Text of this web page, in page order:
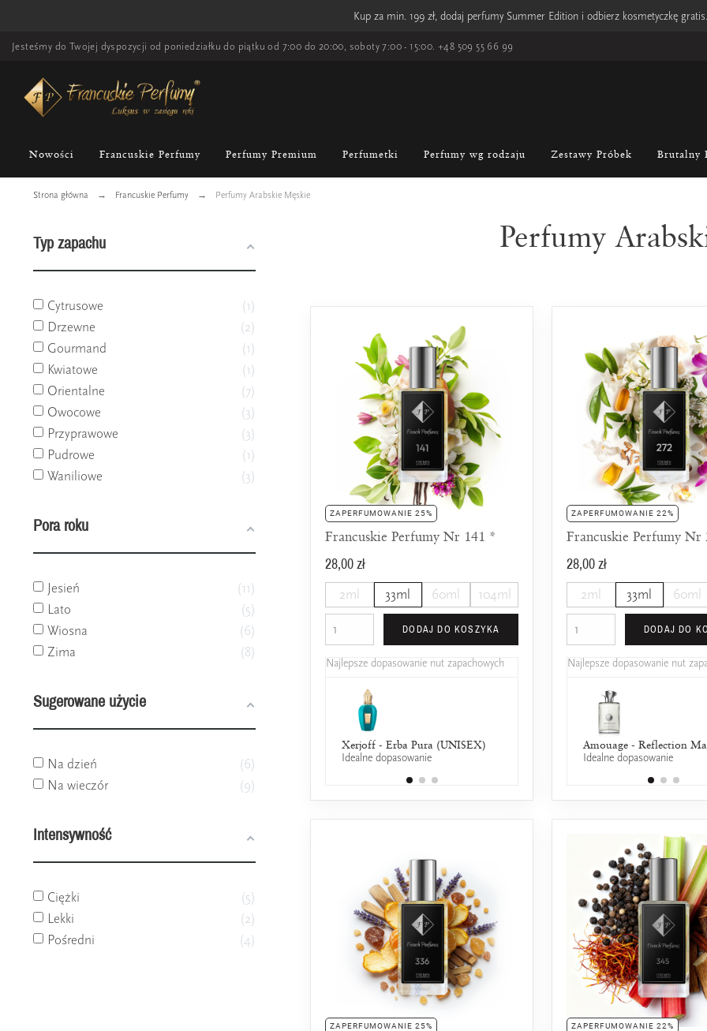
Kup za min. 199 zł, dodaj perfumy Summer Edition i odbierz kosmetyczkę gratis.
Jesteśmy do Twojej dyspozycji od poniedziałku do piątku od 7:00 do 20:00, soboty 7:00 - 15:00. +48 509 55 66 99
Nowości Francuskie Perfumy Perfumy Premium Perfumetki Perfumy wg rodzaju Zestawy Próbek Brutalny
Strona główna Francuskie Perfumy Perfumy Arabskie Męskie
Typ zapachu
Cytrusowe
1
Drzewne
2
Gourmand
1
Kwiatowe
1
Orientalne
7
Owocowe
3
Przyprawowe
3
Pudrowe
1
Waniliowe
3
Pora roku
Jesień
11
Lato
5
Wiosna
6
Zima
8
Sugerowane użycie
Na dzień
6
Na wieczór
9
Intensywność
Ciężki
5
Lekki
2
Pośredni
4
Perfumy
ZAPERFUMOWANIE 25%
Francuskie Perfumy Nr 141 *
28,00 zł
2ml 33ml 60ml 104ml
DODAJ DO KOSZYKA
Najlepsze dopasowanie nut zapachowych
Xerjoff - Erba Pura (UNISEX)
Idealne dopasowanie
Chloé - L`Eau de Chloe EDT
25% wspólnych nut zapachowych
ZAPERFUMOWANIE 22%
Francuskie Perfumy Nr
28,00 zł
2ml 33ml 60ml
DODAJ DO
Najlepsze dopasowanie nut
Amouage - Reflection
Idealne dopasowanie
ZAPERFUMOWANIE 25% ZAPERFUMOWANIE 22%